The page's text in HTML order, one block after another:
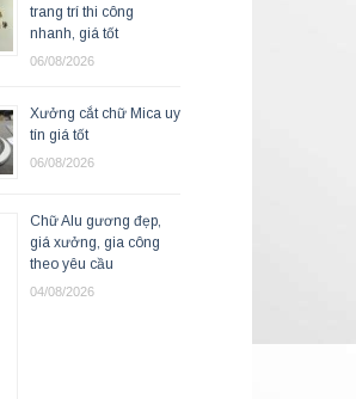
trang trí thi công
nhanh, giá tốt
06/08/2026
Xưởng cắt chữ Mica uy
tín giá tốt
06/08/2026
Chữ Alu gương đẹp,
giá xưởng, gia công
theo yêu cầu
04/08/2026